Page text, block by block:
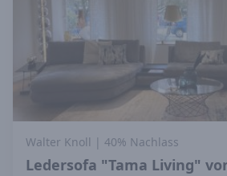
Walter Knoll | 40% Nachlass
Ledersofa "Tama Living"